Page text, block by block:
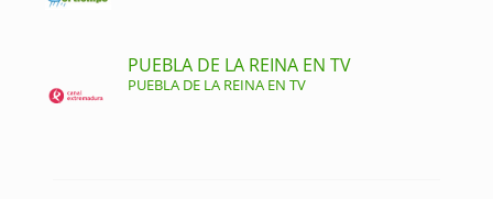
PUEBLA DE LA REINA EN TV
PUEBLA DE LA REINA EN TV